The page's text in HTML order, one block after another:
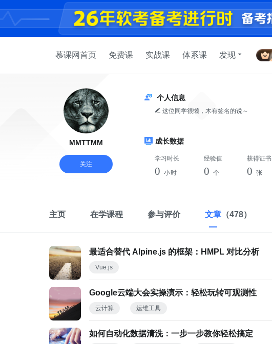
慕课网首页 免费课 实战课 体系课 发现
MMTTMM
关注
个人信息
这位同学很懒，木有签名的说～
成长数据
学习时长
0 小时
经验值
0 个
获得证书
0 张
主页 在学课程 参与评价 文章 （478）
最适合替代 Alpine.js 的框架：HMPL 对比分析
Vue.js
Google云端大会实操演示：轻松玩转可观测性
云计算 运维工具
如何自动化数据清洗：一步一步教你轻松搞定